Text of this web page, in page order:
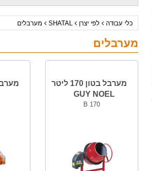
כלי עבודה לפי יצרן SHATAL מערבלים
מערבלים
מערבל בטון 170 ליטר
GUY NOEL
B 170